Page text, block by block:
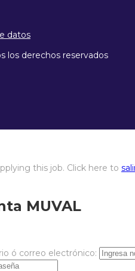
datos
los derechos reservados
this job. Click here to
MUVAL
ó correo electrónico: